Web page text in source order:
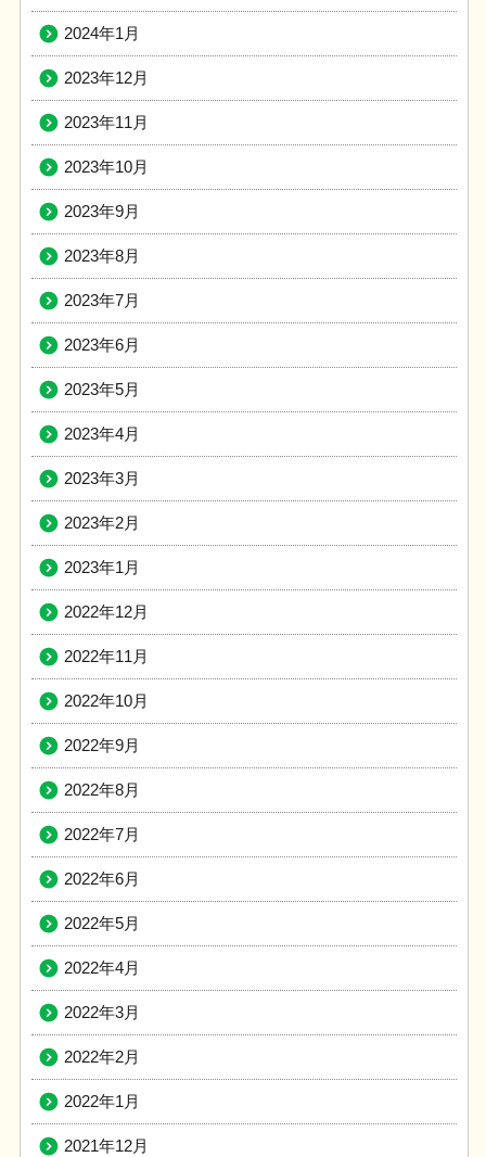
2024年1月
2023年12月
2023年11月
2023年10月
2023年9月
2023年8月
2023年7月
2023年6月
2023年5月
2023年4月
2023年3月
2023年2月
2023年1月
2022年12月
2022年11月
2022年10月
2022年9月
2022年8月
2022年7月
2022年6月
2022年5月
2022年4月
2022年3月
2022年2月
2022年1月
2021年12月